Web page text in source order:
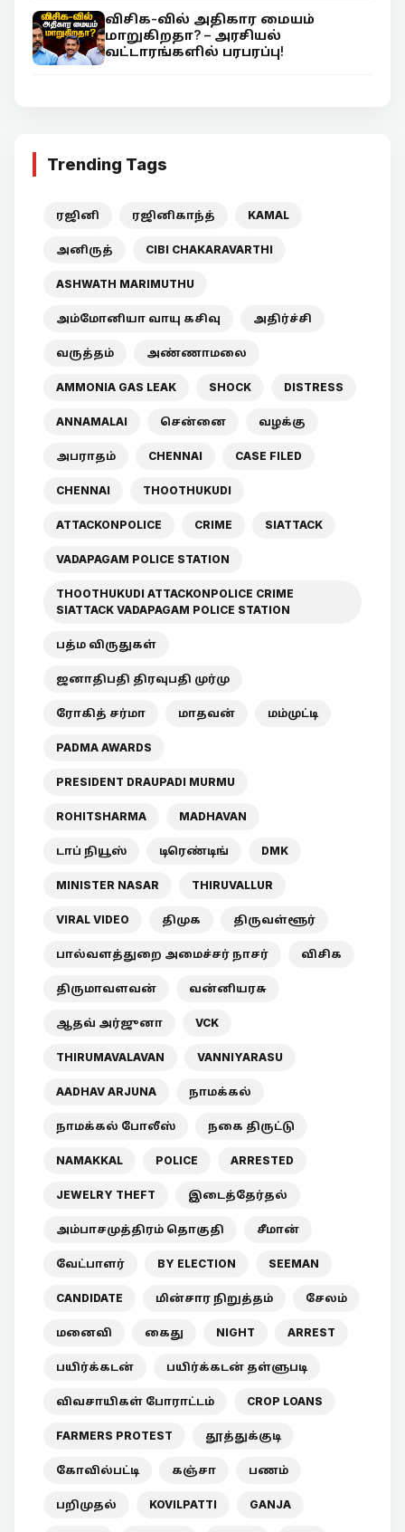
விசிக-வில் அதிகார மையம்
மாறுகிறதா? – அரசியல்
வட்டாரங்களில் பரபரப்பு!
Trending Tags
ரஜினி ரஜினிகாந்த் KAMAL
அனிருத் CIBI CHAKARAVARTHI
ASHWATH MARIMUTHU
அம்மோனியா வாயு கசிவு அதிர்ச்சி
வருத்தம் அண்ணாமலை
AMMONIA GAS LEAK SHOCK DISTRESS
ANNAMALAI சென்னை வழக்கு
அபராதம் CHENNAI CASE FILED
CHENNAI THOOTHUKUDI
ATTACKONPOLICE CRIME SIATTACK
VADAPAGAM POLICE STATION
THOOTHUKUDI ATTACKONPOLICE CRIME
SIATTACK VADAPAGAM POLICE STATION
பத்ம விருதுகள்
ஜனாதிபதி திரவுபதி முர்மு
ரோகித் சர்மா மாதவன் மம்முட்டி
PADMA AWARDS
PRESIDENT DRAUPADI MURMU
ROHITSHARMA MADHAVAN
டாப் நியூஸ் டிரெண்டிங் DMK
MINISTER NASAR THIRUVALLUR
VIRAL VIDEO திமுக திருவள்ளூர்
பால்வளத்துறை அமைச்சர் நாசர் விசிக
திருமாவளவன் வன்னியரசு
ஆதவ் அர்ஜுனா VCK
THIRUMAVALAVAN VANNIYARASU
AADHAV ARJUNA நாமக்கல்
நாமக்கல் போலீஸ் நகை திருட்டு
NAMAKKAL POLICE ARRESTED
JEWELRY THEFT இடைத்தேர்தல்
அம்பாசமுத்திரம் தொகுதி சீமான்
வேட்பாளர் BY ELECTION SEEMAN
CANDIDATE மின்சார நிறுத்தம் சேலம்
மனைவி கைது NIGHT ARREST
பயிர்க்கடன் பயிர்க்கடன் தள்ளுபடி
விவசாயிகள் போராட்டம் CROP LOANS
FARMERS PROTEST தூத்துக்குடி
கோவில்பட்டி கஞ்சா பணம்
பறிமுதல் KOVILPATTI GANJA